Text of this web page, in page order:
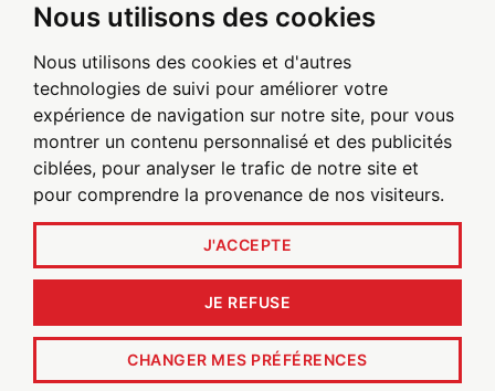
Nous utilisons des cookies
Nous utilisons des cookies et d'autres
technologies de suivi pour améliorer votre
expérience de navigation sur notre site, pour vous
montrer un contenu personnalisé et des publicités
ciblées, pour analyser le trafic de notre site et
pour comprendre la provenance de nos visiteurs.
J'ACCEPTE
JE REFUSE
CHANGER MES PRÉFÉRENCES
Inscrivez-vous pour recevoir les alertes
par email
Soyez le premier à recevoir les actualités de Poxel
INSCRIVEZ-VOUS AUJOURD'HUI
© 2026Poxel SA. Tous droits réservés.
Politique de confidentialité
Conditions Générales D'utilisation
Avertissement
Mentions Légales Plan du site
Politique Cookies